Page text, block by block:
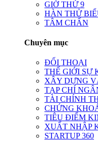
GIỜ THỨ 9
HÀN THỬ
TÂM CHẤN
Chuyên mục
ĐỐI THOẠI
THẾ GIỚI SỰ
XÂY DỰNG
TẠP CHÍ
TÀI CHÍNH
CHỨNG
TIÊU ĐIỂM
XUẤT NHẬP
STARTUP 360